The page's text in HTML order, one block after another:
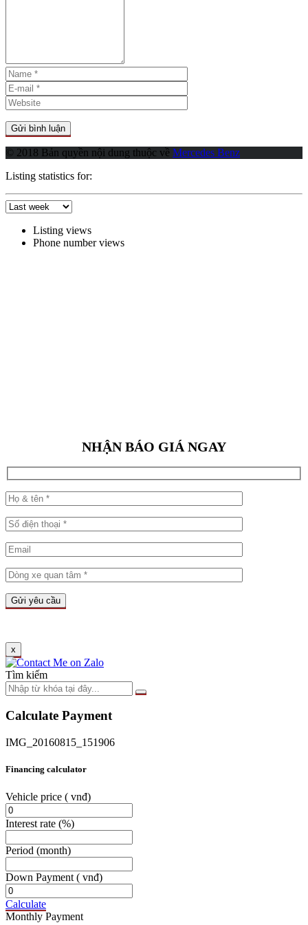
© 2018 Bản quyền nội dung thuộc về Mercedes Benz
Listing statistics for:
Listing views
Phone number views
NHẬN BÁO GIÁ NGAY
x
Tìm kiếm
Calculate Payment
IMG_20160815_151906
Financing calculator
Vehicle price ( vnđ)
Interest rate (%)
Period (month)
Down Payment ( vnđ)
Calculate
Monthly Payment